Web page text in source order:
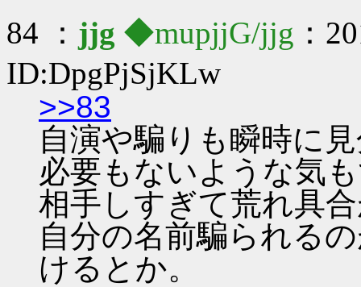
84 ： jjg ◆mupjjG/jjg ：
ID:DpgPjSjKLw
>>83
自演や騙りも瞬時に
必要もないような気
相手しすぎて荒れ具
自分の名前騙られる
けるとか。